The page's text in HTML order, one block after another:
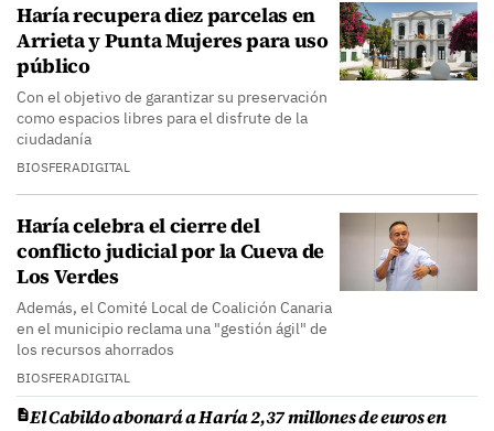
Haría recupera diez parcelas en
Arrieta y Punta Mujeres para uso
público
Con el objetivo de garantizar su preservación
como espacios libres para el disfrute de la
ciudadanía
BIOSFERADIGITAL
Haría celebra el cierre del
conflicto judicial por la Cueva de
Los Verdes
Además, el Comité Local de Coalición Canaria
en el municipio reclama una "gestión ágil" de
los recursos ahorrados
BIOSFERADIGITAL
El Cabildo abonará a Haría 2,37 millones de euros en